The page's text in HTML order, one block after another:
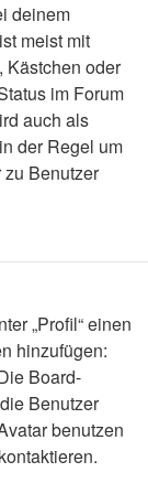
deinem
meist mit
Kästchen oder
im Forum
auch als
der Regel um
Benutzer
„Profil“ einen
hinzufügen:
Board-
Benutzer
benutzen